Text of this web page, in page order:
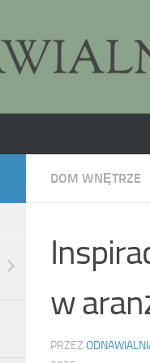
DOM WNĘTRZE
w
PRZEZ